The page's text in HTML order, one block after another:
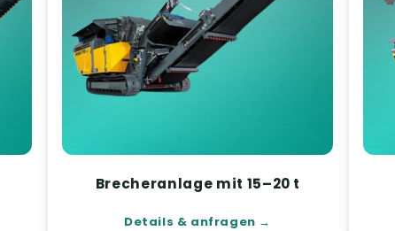
Brecheranlage mit 15–20 t
Details & anfragen